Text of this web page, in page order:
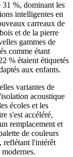
%, dominant les
intelligentes en
carreaux de
et de la pierre
gammes de
comme étant
% étaient étiquetés
aux enfants.
variantes de
acoustique
écoles et les
s'est accéléré,
remplacement et
de couleurs
reflétant l'intérêt